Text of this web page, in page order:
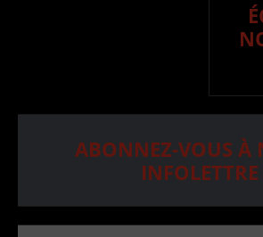
ABONNEZ-VOUS À
INFOLETTRE